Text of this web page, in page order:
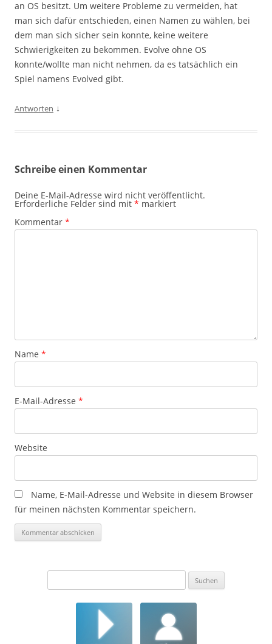
an OS besitzt. Um weitere Probleme zu vermeiden, hat
man sich dafür entschieden, einen Namen zu wählen, bei
dem man sich sicher sein konnte, keine weitere
Schwierigkeiten zu bekommen. Evolve ohne OS
konnte/wollte man nicht nehmen, da es tatsächlich ein
Spiel namens Evolved gibt.
Antworten ↓
Schreibe einen Kommentar
Deine E-Mail-Adresse wird nicht veröffentlicht.
Erforderliche Felder sind mit * markiert
Kommentar *
Name *
E-Mail-Adresse *
Website
Name, E-Mail-Adresse und Website in diesem Browser
für meinen nächsten Kommentar speichern.